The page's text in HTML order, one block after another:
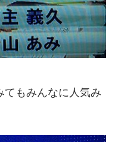
もみんなに人気み